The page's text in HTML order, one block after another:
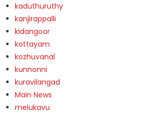
kaduthuruthy
kanjirappalli
kidangoor
kottayam
kozhuvanal
kunnonni
kuravilangad
Main News
melukavu